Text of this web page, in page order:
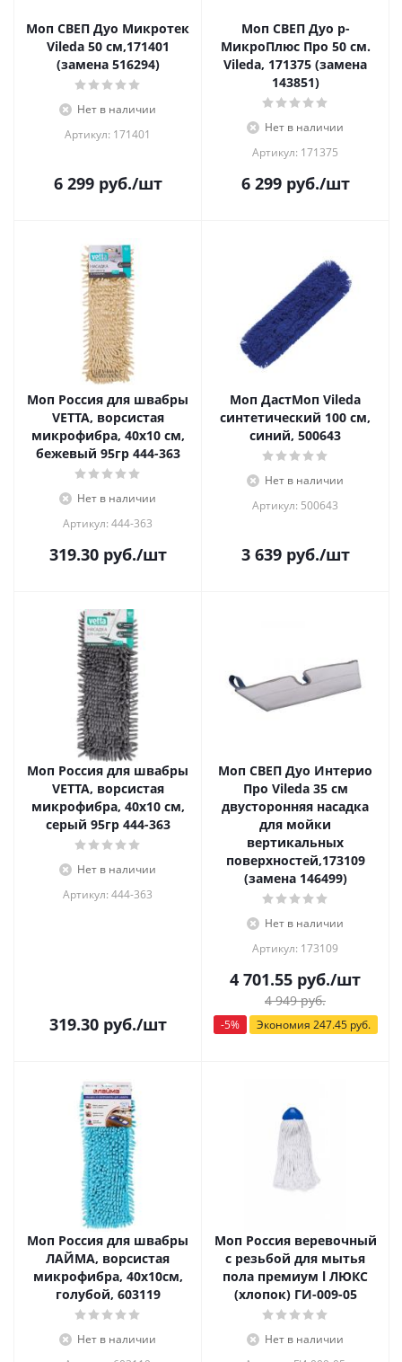
Моп СВЕП Дуо Микротек
Vileda 50 см,171401
(замена 516294)
Нет в наличии
Артикул: 171401
6 299руб./шт
Моп СВЕП Дуо р-
МикроПлюс Про 50 см.
Vileda, 171375 (замена
143851)
Нет в наличии
Артикул: 171375
6 299руб./шт
Моп Россия для швабры
VETTA, ворсистая
микрофибра, 40х10 см,
бежевый 95гр 444-363
Нет в наличии
Артикул: 444-363
319.30руб./шт
Моп ДастМоп Vileda
синтетический 100 см,
синий, 500643
Нет в наличии
Артикул: 500643
3 639руб./шт
Моп Россия для швабры
VETTA, ворсистая
микрофибра, 40х10 см,
серый 95гр 444-363
Нет в наличии
Артикул: 444-363
319.30руб./шт
Моп СВЕП Дуо Интерио
Про Vileda 35 см
двусторонняя насадка
для мойки
вертикальных
поверхностей,173109
(замена 146499)
Нет в наличии
Артикул: 173109
4 701.55 руб./шт
4 949руб.
-5% Экономия 247.45руб.
Моп Россия для швабры
ЛАЙМА, ворсистая
микрофибра, 40х10см,
голубой, 603119
Нет в наличии
Моп Россия веревочный
с резьбой для мытья
пола премиум l ЛЮКС
(хлопок) ГИ-009-05
Нет в наличии